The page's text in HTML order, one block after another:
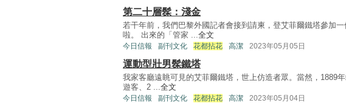
第二十層髹：淺金
若干年前，我們巴黎外國記者會接到請柬，登艾菲爾鐵塔參加
啦。 出來的「管家 ...全文
今日信報 副刊文化 花都拈花 高潔 2023年05月05日
運動型壯男髹鐵塔
我家客廳遠眺可見的艾菲爾鐵塔，世上仿造者眾。當然，1889
遊客、2 ...全文
今日信報 副刊文化 花都拈花 高潔 2023年05月04日